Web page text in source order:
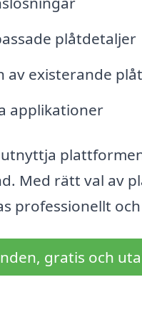
plåtdetaljer
av existerande
applikationer
Med rätt val av
professionellt
gratis och